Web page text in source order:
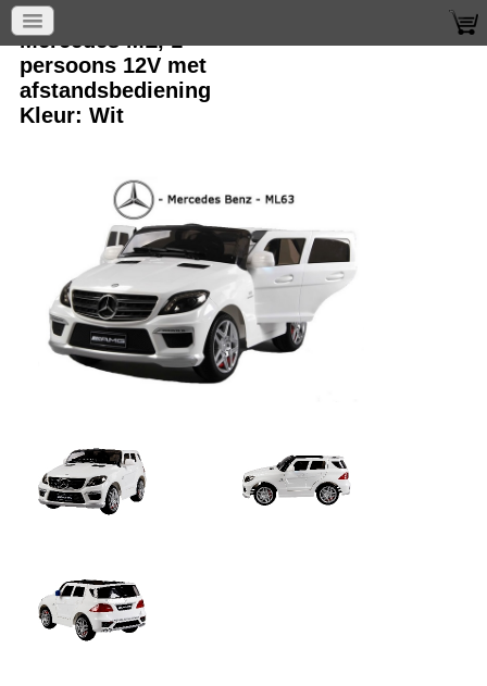
Mercedes ML, 1
persoons 12V met
afstandsbediening
Kleur: Wit